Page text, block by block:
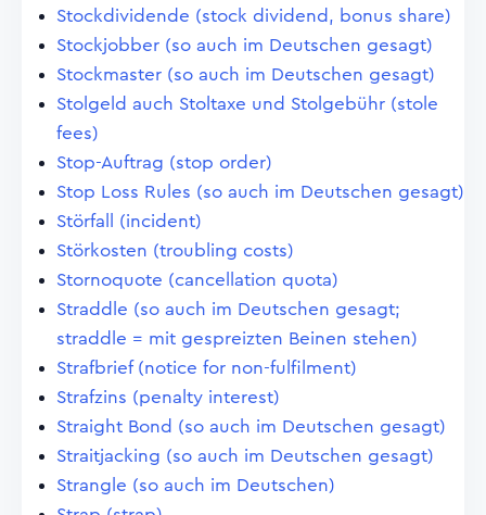
Stockdividende (stock dividend, bonus share)
Stockjobber (so auch im Deutschen gesagt)
Stockmaster (so auch im Deutschen gesagt)
Stolgeld auch Stoltaxe und Stolgebühr (stole
fees)
Stop-Auftrag (stop order)
Stop Loss Rules (so auch im Deutschen gesagt)
Störfall (incident)
Störkosten (troubling costs)
Stornoquote (cancellation quota)
Straddle (so auch im Deutschen gesagt;
straddle = mit gespreizten Beinen stehen)
Strafbrief (notice for non-fulfilment)
Strafzins (penalty interest)
Straight Bond (so auch im Deutschen gesagt)
Straitjacking (so auch im Deutschen gesagt)
Strangle (so auch im Deutschen)